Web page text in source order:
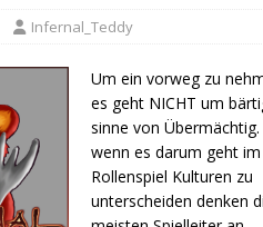
Infernal_Teddy
Um ein vorweg zu
es geht NICHT um
sinne von
wenn es darum geht im
Rollenspiel Kulturen zu
unterscheiden denken